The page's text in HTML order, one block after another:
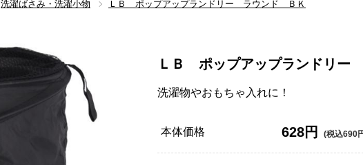
洗濯ばさみ・洗濯小物 ＬＢ ポップアップランドリー ラウンド ＢＫ
ＬＢ ポップアップランドリ
洗濯物やおもちゃ入れに！
本体価格 628円 (税込690